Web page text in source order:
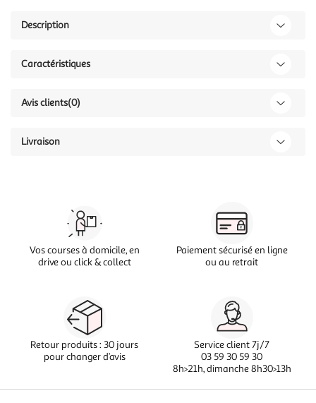
Description
Caractéristiques
Avis clients(0)
Livraison
Vos courses à domicile, en
drive ou click & collect
Paiement sécurisé en ligne
ou au retrait
Retour produits : 30 jours
pour changer d’avis
Service client 7j/7
03 59 30 59 30
8h>21h, dimanche 8h30>13h